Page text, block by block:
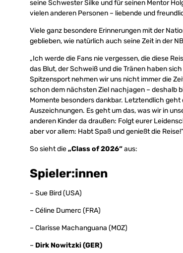
seine Schwester Silke und für seinen Mentor
vielen anderen Personen – liebende und
Viele ganz besondere Erinnerungen mit der
geblieben, wie natürlich auch seine Zeit in der
„Ich werde die Fans nie vergessen, die diese
das Blut, der Schweiß und die Tränen haben
Spitzensport nehmen wir uns nicht immer die
schon dem nächsten Ziel nachjagen – deshalb
Momente besonders dankbar. Letztendlich
Auszeichnungen. Es geht um das, was wir in
anderen Kinder da draußen: Folgt eurer
aber vor allem: Habt Spaß und genießt die Reise!“
So sieht die„Class of 2026“aus:
Spieler:innen
– Sue Bird (USA)
– Céline Dumerc (FRA)
– Clarisse Machanguana (MOZ)
– Dirk Nowitzki (GER)